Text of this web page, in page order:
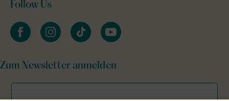
Follow Us
facebookinstagramtiktok youtube
Zum Newsletter anmelden